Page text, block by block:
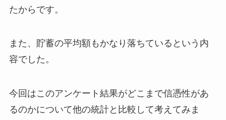
たから です。
また、貯蓄の平均額もかなり落ちているという内
容でした。
今回はこのアンケート結果がどこまで信憑性があ
るのかについて他の統計と比較して考えてみま